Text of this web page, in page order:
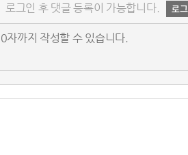
로그인 후 댓글 등록이 가능합니다.